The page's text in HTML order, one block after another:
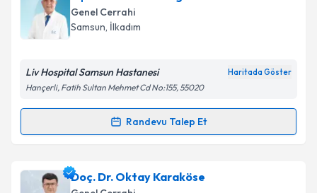
oluşturun. Size bu uzmandan randevu almanız için bir
takvim hazırlandığında e-posta ile bilgilendireceğiz.
Kişisel verilerimin işlenmesine ilişkin
Metni'ni okudum ve kişisel verilerimin belirtilen
Genel Cerrahi
Samsun, İlkadım
Liv Hospital Samsun Hastanesi Haritada Göster
Hançerli, Fatih Sultan Mehmet Cd No:155, 55020
Randevu Talep Et
Randevu Takvimi Talebi
Op. Dr. Yılmaz Karagöziçin randevu takvimi talebi
oluşturun. Size bu uzmandan randevu almanız için bir
Doç. Dr. Oktay Karaköse